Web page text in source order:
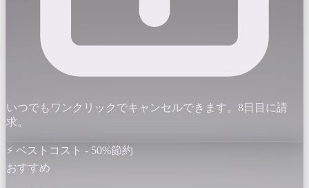
いつでもワンクリックでキャンセルできます。8日目に請
求。
⚡ ベストコスト - 50%節約
おすすめ